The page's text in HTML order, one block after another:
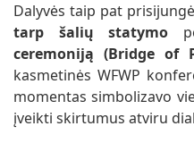
Dalyvės taip pat
tarp šalių statymo
ceremoniją (Bridge of
kasmetinės WFWP
momentas simbolizavo
įveikti skirtumus atviru